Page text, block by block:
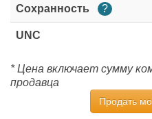
Сохранность ?
UNC
* Цена включает сумму
продавца
Продать